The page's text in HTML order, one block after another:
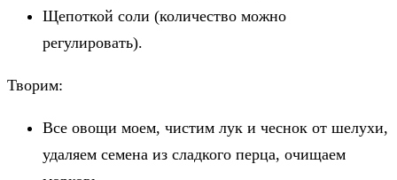
Щепоткой соли (количество можно
регулировать).
Творим:
Все овощи моем, чистим лук и чеснок от шелухи,
удаляем семена из сладкого перца, очищаем